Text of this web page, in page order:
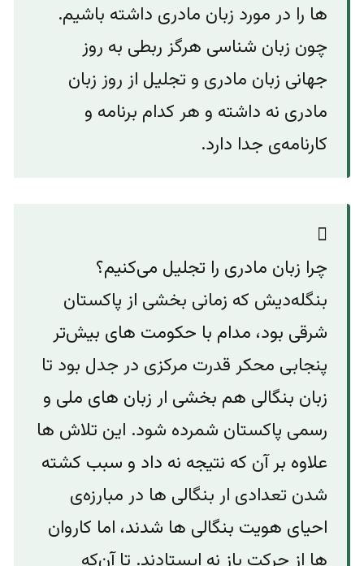
ها را در مورد زبان مادری داشته باشیم.
چون زبان شناسی هرگز ربطی به روز
جهانی زبان مادری و تجلیل از روز زبان
مادری نه داشته و هر کدام برنامه و
کارنامه‌ی جدا دارد.
چرا زبان مادری را تجلیل می‌کنیم؟
بنگله‌دیش که زمانی بخشی از پاکستان
شرقی بود، مدام با حکومت های بیش‌تر
پنجابی محکر قدرت مرکزی در جدل بود تا
زبان بنگالی هم بخشی ار زبان های ملی و
رسمی پاکستان شمرده شود. این تلاش ها
علاوه بر آن که نتیجه نه داد و سبب کشته
شدن تعدادی ار بنگالی ها در مبارزه‌‌ی
احیای هویت بنگالی ها شدند، اما کاروان